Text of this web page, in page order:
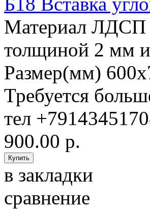
Материал ЛДСП
толщиной 2 мм
Размер(мм)
Требуется
тел
900.00 р.
в закладки
сравнение